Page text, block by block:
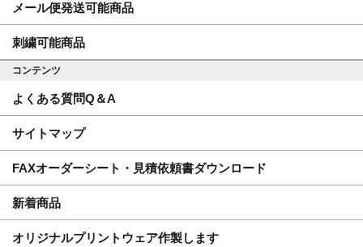
メール便発送可能商品
刺繍可能商品
コンテンツ
よくある質問Q＆A
サイトマップ
FAXオーダーシート・見積依頼書ダウンロード
新着商品
オリジナルプリントウェア作製します